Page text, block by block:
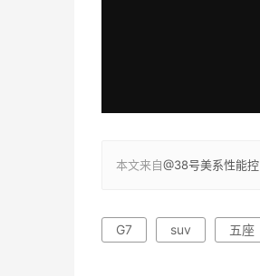
本文来自@38号美系性能控
G7 suv 五座